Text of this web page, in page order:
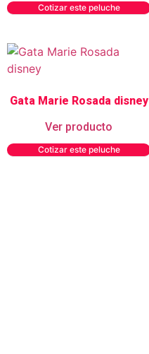
Cotizar este peluche
Gata Marie Rosada disney
Ver producto
Cotizar este peluche